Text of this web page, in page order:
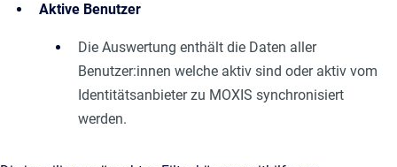
Aktive Benutzer
Die Auswertung enthält die Daten aller
Benutzer:innen welche aktiv sind oder aktiv vom
Identitätsanbieter zu MOXIS synchronisiert
werden.